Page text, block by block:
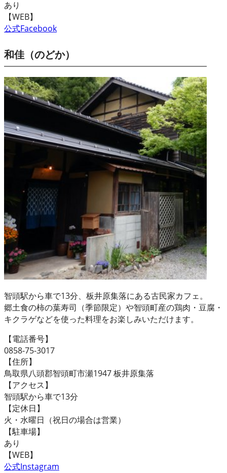
あり
【WEB】
公式Facebook
和佳（のどか）
智頭駅から車で13分、板井原集落にある古民家カフェ。
郷土食の柿の葉寿司（季節限定）や智頭町産の鶏肉・豆腐・
キクラゲなどを使った料理をお楽しみいただけます。
【電話番号】
0858-75-3017
【住所】
鳥取県八頭郡智頭町市瀬1947 板井原集落
【アクセス】
智頭駅から車で13分
【定休日】
火・水曜日（祝日の場合は営業）
【駐車場】
あり
【WEB】
公式Instagram